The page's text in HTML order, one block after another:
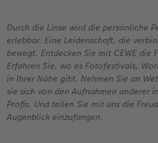
CEWE
Panoramaseite
Schuber
Designvorlagen
Premium Poster
Fotosticker
Fotosets
Scan-Service
Acrylglas
Alu-Dibond
Foto auf Holz
Hartschaum
Dankeskarten
Urlaubsgrüße
Weitere Anlässe
Papierqualitäten
Schule & Büro
Foto-
Art Prints
Handyhüllen
NEU:
Kalender-
Neuheiten
Extras
Smartflip
PopGrip
Cardholder
CEWE myPhotos
Danke sagen
Liebe schenken
Inspiration
Fototipps
Gestaltungsideen
Anleitungen und
Hochzeit
App
Durch die Linse wird die persönliche
erlebbar. Eine Leidenschaft, die
bewegt. Entdecken Sie mit CEWE die
Erfahren Sie, wo es Fotofestivals,
in Ihrer Nähe gibt. Nehmen Sie an
sie sich von den Aufnahmen anderer
Profis. Und teilen Sie mit uns die
Augenblick einzufangen.